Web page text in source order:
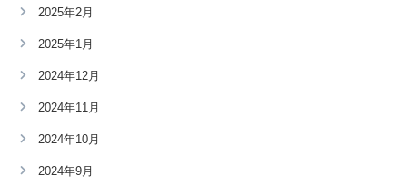
2025年2月
2025年1月
2024年12月
2024年11月
2024年10月
2024年9月